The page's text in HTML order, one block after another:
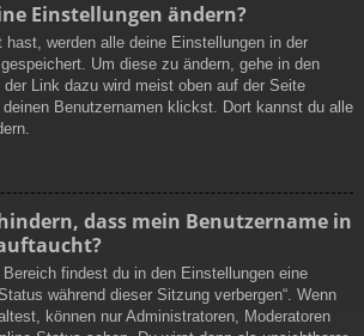
Einstellungen ändern?
hast, werden alle deine Einstellungen in der
Um diese zu ändern, gehe in den
der Link dazu wird meist oben auf der Seite
Benutzernamen klickst. Dort kannst du alle
dass mein Benutzername in
findest du in den Einstellungen eine
während dieser Sitzung verbergen“. Wenn
können nur Administratoren, Moderatoren